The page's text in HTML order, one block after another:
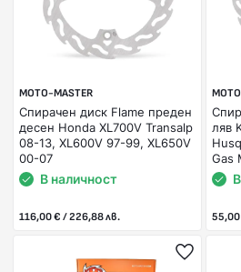
MOTO-MASTER
Спирачен диск Flame преден
десен Honda XL700V Transalp
08-13, XL600V 97-99, XL650V
00-07
В наличност
116,00 € / 226,88 лв.
ляв
Gas
55,00